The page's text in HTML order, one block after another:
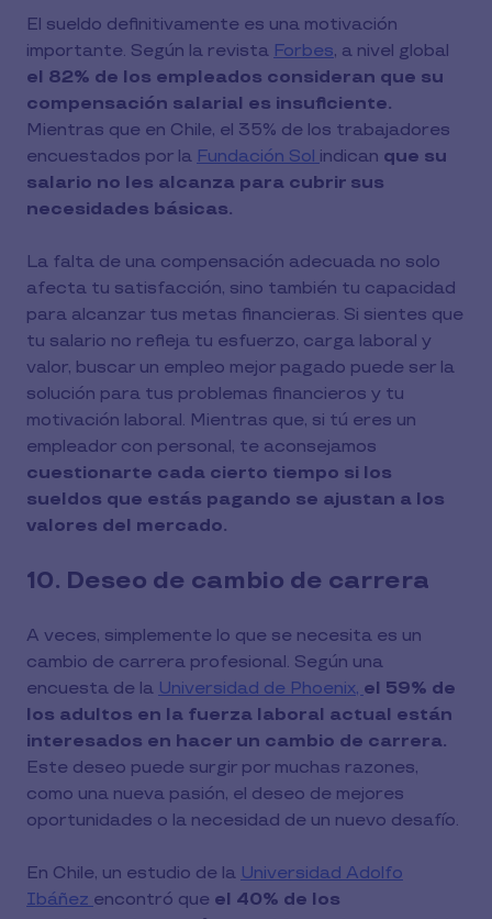
El sueldo definitivamente es una motivación
importante. Según la revista Forbes, a nivel global
el 82% de los empleados consideran que su
compensación salarial es insuficiente.
Mientras que en Chile, el 35% de los trabajadores
encuestados por la Fundación Sol indican que su
salario no les alcanza para cubrir sus
necesidades básicas.
La falta de una compensación adecuada no solo
afecta tu satisfacción, sino también tu capacidad
para alcanzar tus metas financieras. Si sientes que
tu salario no refleja tu esfuerzo, carga laboral y
valor, buscar un empleo mejor pagado puede ser la
solución para tus problemas financieros y tu
motivación laboral. Mientras que, si tú eres un
empleador con personal, te aconsejamos
cuestionarte cada cierto tiempo si los
sueldos que estás pagando se ajustan a los
valores del mercado.
10. Deseo de cambio de carrera
A veces, simplemente lo que se necesita es un
cambio de carrera profesional. Según una
encuesta de la Universidad de Phoenix, el 59% de
los adultos en la fuerza laboral actual están
interesados en hacer un cambio de carrera.
Este deseo puede surgir por muchas razones,
como una nueva pasión, el deseo de mejores
oportunidades o la necesidad de un nuevo desafío.
En Chile, un estudio de la Universidad Adolfo
Ibáñez encontró que el 40% de los